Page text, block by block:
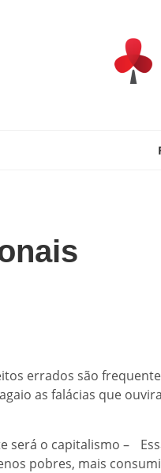
errados são
as falácias que
será o capitalismo –
pobres, mais